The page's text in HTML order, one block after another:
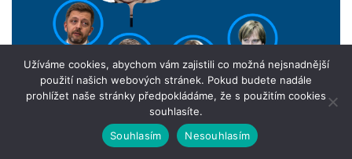
Aspen institute (54 735)
Užíváme cookies, abychom vám zajistili co možná nejsnadnější
použití našich webových stránek. Pokud budete nadále
prohlížet naše stránky předpokládáme, že s použitím cookies
souhlasíte.
Souhlasím
Nesouhlasím